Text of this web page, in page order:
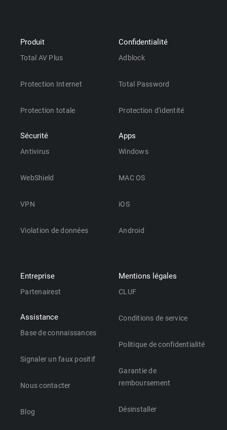
Produit
Total AV Plus
Protection Internet
Protection totale
Sécurité
Antivirus
WebShield
VPN
Violation de données
Confidentialité
Adblock
Total Password
Protection d'identité
Apps
Windows
MAC OS
iOS
Android
Entreprise
Partenairest
Assistance
Base de connaissances
Signaler un faux positif
Nous contacter
Blog
Mentions légales
CLUF
Conditions de service
Politique de confidentialité
Garantie de
remboursement
Désinstaller